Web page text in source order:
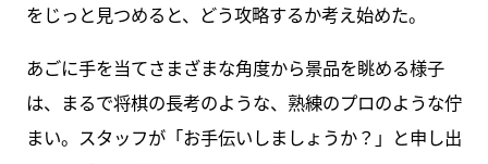
をじっと見つめると、どう攻略するか考え始めた。
あごに手を当てさまざまな角度から景品を眺める様子
は、まるで将棋の長考のような、熟練のプロのような佇
まい。スタッフが「お手伝いしましょうか？」と申し出